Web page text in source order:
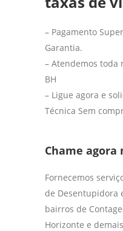
– Pagamento
Garantia.
– Atendemos toda
BH
– Ligue agora e
Técnica Sem
Chame agora
Fornecemos
de Desentupidora
bairros de
Horizonte e